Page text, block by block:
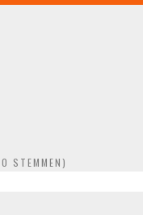
0 STEMMEN)